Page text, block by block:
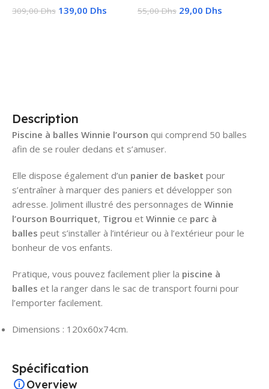
309,00Dhs 139,00 Dhs 55,00Dhs 29,00 Dhs
Description
Piscine à balles Winnie l’ourson qui comprend 50 balles
afin de se rouler dedans et s’amuser.
Elle dispose également d’un panier de basket pour
s’entraîner à marquer des paniers et développer son
adresse. Joliment illustré des personnages de Winnie
l’ourson Bourriquet, Tigrou et Winnie ce parc à
balles peut s’installer à l’intérieur ou à l’extérieur pour le
bonheur de vos enfants.
Pratique, vous pouvez facilement plier la piscine à
balles et la ranger dans le sac de transport fourni pour
l’emporter facilement.
Dimensions : 120x60x74cm.
Spécification
Overview